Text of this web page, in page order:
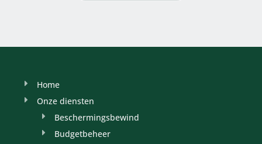
Home
Onze diensten
Beschermingsbewind
Budgetbeheer